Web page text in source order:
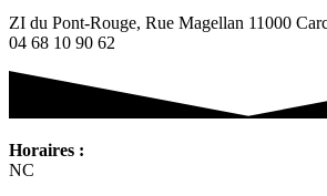
ZI du Pont-Rouge, Rue Magellan 11000
04 68 10 90 62
Horaires :
NC